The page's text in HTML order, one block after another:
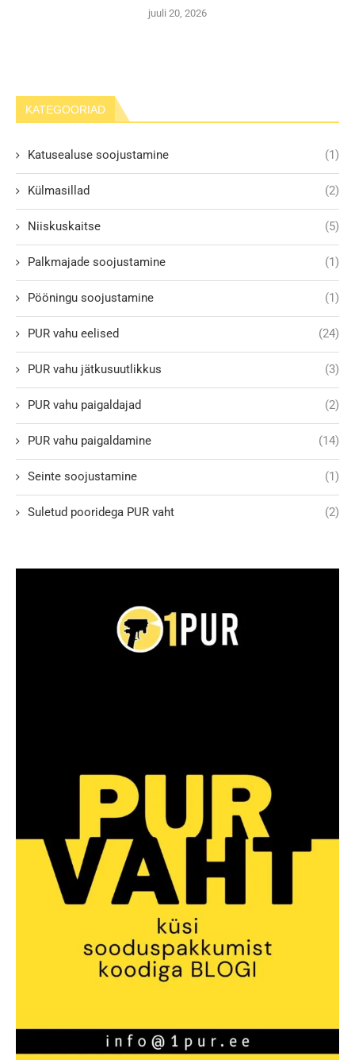
juuli 20, 2026
KATEGOORIAD
Katusealuse soojustamine (1)
Külmasillad (2)
Niiskuskaitse (5)
Palkmajade soojustamine (1)
Pööningu soojustamine (1)
PUR vahu eelised (24)
PUR vahu jätkusuutlikkus (3)
PUR vahu paigaldajad (2)
PUR vahu paigaldamine (14)
Seinte soojustamine (1)
Suletud pooridega PUR vaht (2)